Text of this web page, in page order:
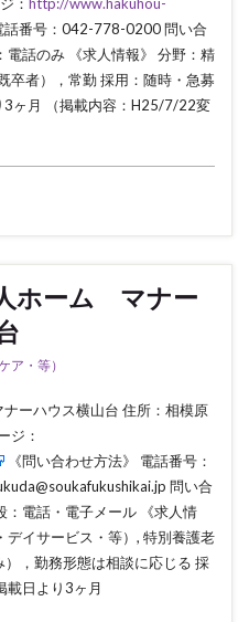
： http://www.hakuhou-
話番号：042-778-0200 問い合
話のみ 《求人情報》 分野：精
卒者），常勤 採用：随時・急募
3ヶ月 （掲載内容：H25/7/22変
ホーム マナー
ア・等）
ーハウス横山台 住所：相模原
ジ：
《問い合わせ方法》 電話番号：
問い合
：電話・電子メール 《求人情
イサービス・等）, 特別養護老
，勤務形態は相談に応じる 採
載日より3ヶ月